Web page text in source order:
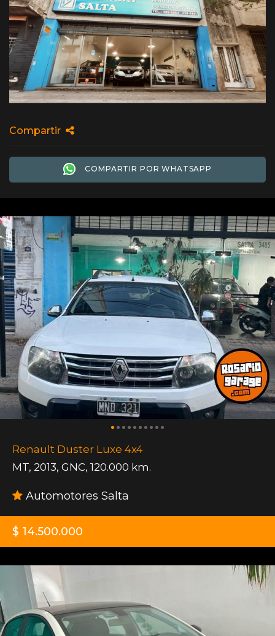
Compartir
COMPARTIR POR WHATSAPP
Renault Duster Luxe 4x4
MT, 2013, GNC, 120.000 km.
Automotores Salta
$ 14.500.000